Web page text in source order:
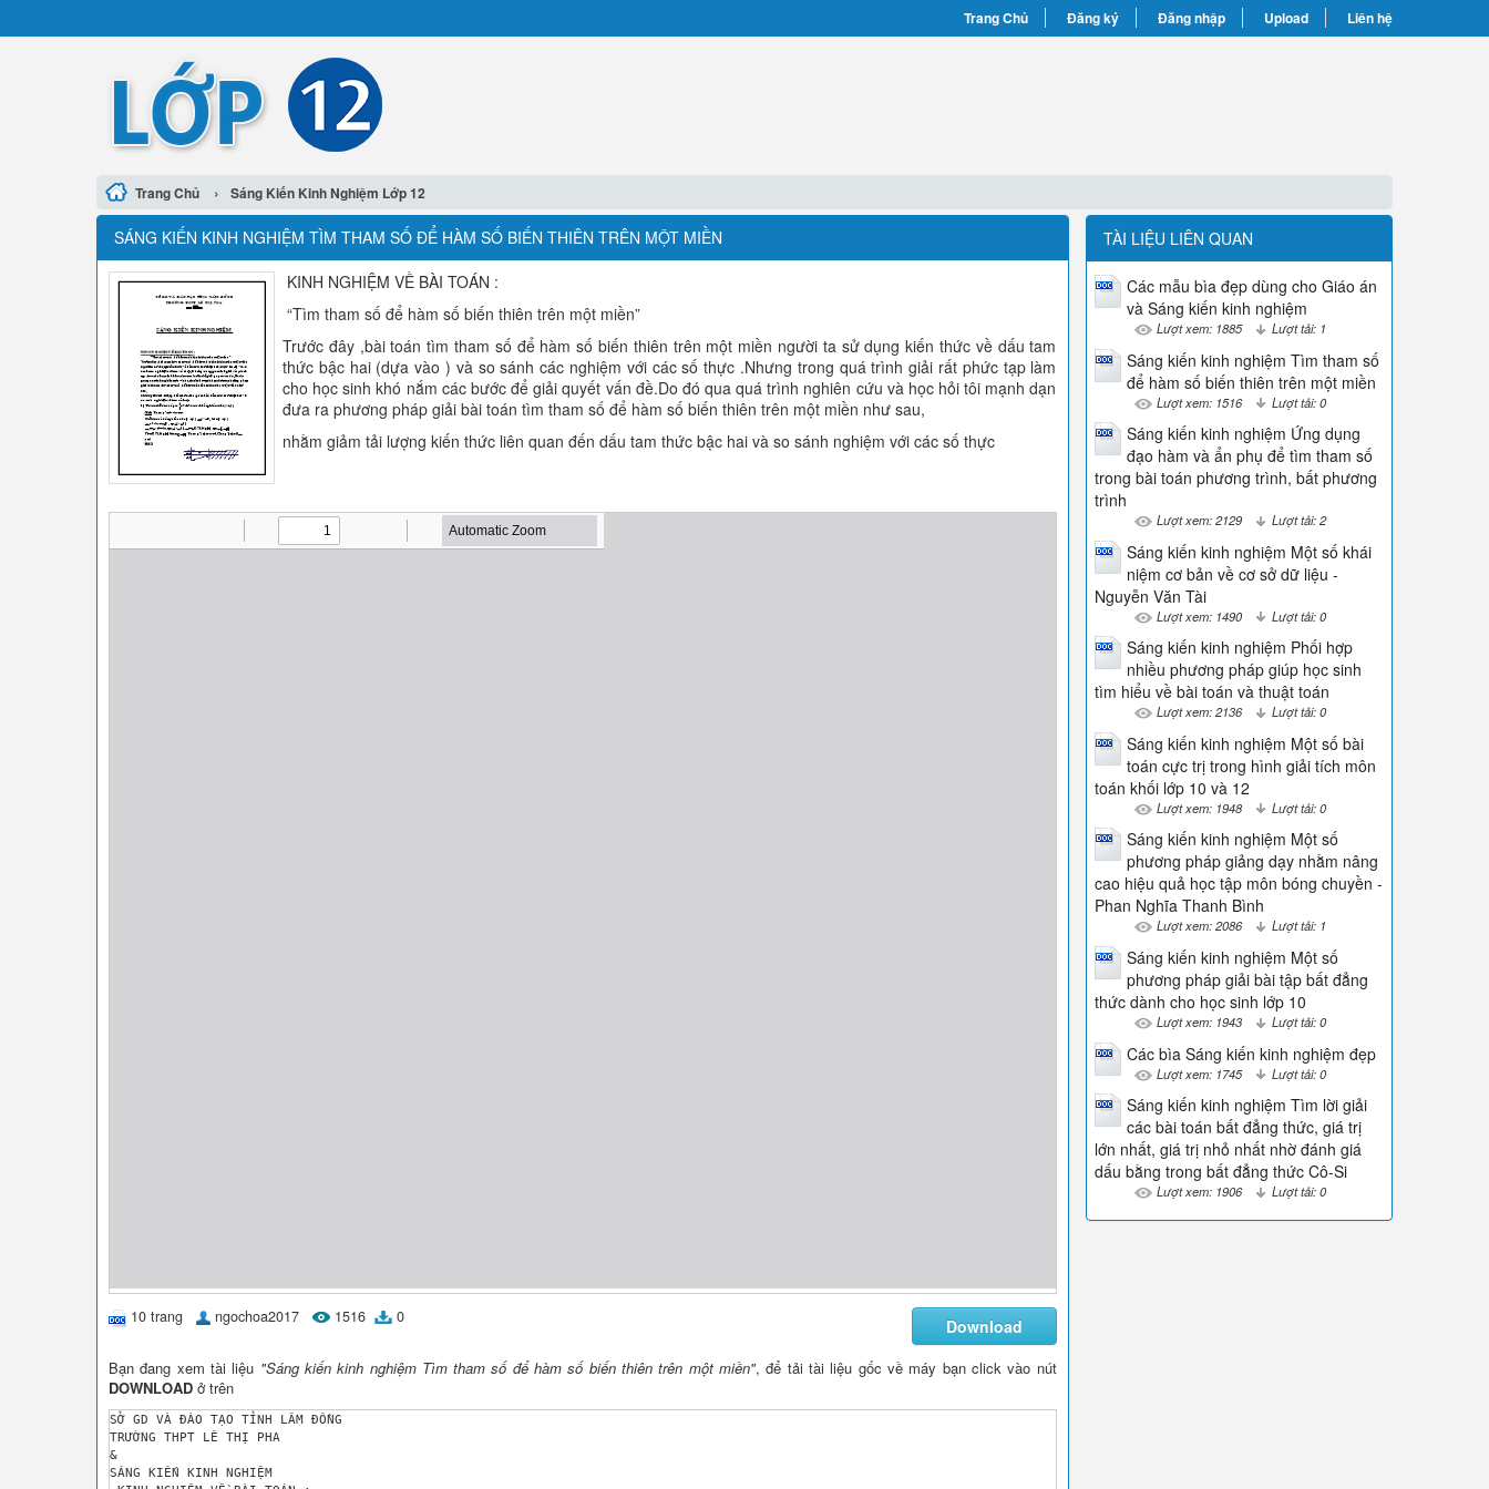
Trang Chủ Đăng ký Đăng nhập Upload Liên hệ
Trang Chủ › Sáng Kiến Kinh Nghiệm Lớp 12
SÁNG KIẾN KINH NGHIỆM TÌM THAM SỐ ĐỂ HÀM SỐ BIẾN THIÊN TRÊN MỘT MIỀN
KINH NGHIỆM VỀ BÀI TOÁN :
“Tìm tham số để hàm số biến thiên trên một miền”
Trước đây ,bài toán tìm tham số để hàm số biến thiên trên một miền người ta sử dụng kiến thức về dấu tam
thức bậc hai (dựa vào ) và so sánh các nghiệm với các số thực .Nhưng trong quá trình giải rất phức tạp làm
cho học sinh khó nắm các bước để giải quyết vấn đề.Do đó qua quá trình nghiên cứu và học hỏi tôi mạnh dạn
đưa ra phương pháp giải bài toán tìm tham số để hàm số biến thiên trên một miền như sau,
nhằm giảm tải lượng kiến thức liên quan đến dấu tam thức bậc hai và so sánh nghiệm với các số thực
10 trang ngochoa2017 1516 0 Download
Bạn đang xem tài liệu "Sáng kiến kinh nghiệm Tìm tham số để hàm số biến thiên trên một miền", để tải tài liệu gốc về máy bạn click vào nút
DOWNLOAD ở trên
SỞ GD VÀ ĐÀO TẠO TỈNH LÂM ĐỒNG
TRƯỜNG THPT LÊ THỊ PHA
&
SÁNG KIẾN KINH NGHIỆM
TÀI LIỆU LIÊN QUAN
Các mẫu bìa đẹp dùng cho Giáo án
và Sáng kiến kinh nghiệm
Lượt xem: 1885 Lượt tải: 1
Sáng kiến kinh nghiệm Tìm tham số
để hàm số biến thiên trên một miền
Lượt xem: 1516 Lượt tải: 0
Sáng kiến kinh nghiệm Ứng dụng
đạo hàm và ẩn phụ để tìm tham số
trong bài toán phương trình, bất phương
trình
Lượt xem: 2129 Lượt tải: 2
Sáng kiến kinh nghiệm Một số khái
niệm cơ bản về cơ sở dữ liệu -
Nguyễn Văn Tài
Lượt xem: 1490 Lượt tải: 0
Sáng kiến kinh nghiệm Phối hợp
nhiều phương pháp giúp học sinh
tìm hiểu về bài toán và thuật toán
Lượt xem: 2136 Lượt tải: 0
Sáng kiến kinh nghiệm Một số bài
toán cực trị trong hình giải tích môn
toán khối lớp 10 và 12
Lượt xem: 1948 Lượt tải: 0
Sáng kiến kinh nghiệm Một số
phương pháp giảng dạy nhằm nâng
cao hiệu quả học tập môn bóng chuyền -
Phan Nghĩa Thanh Bình
Lượt xem: 2086 Lượt tải: 1
Sáng kiến kinh nghiệm Một số
phương pháp giải bài tập bất đẳng
thức dành cho học sinh lớp 10
Lượt xem: 1943 Lượt tải: 0
Các bìa Sáng kiến kinh nghiệm đẹp
Lượt xem: 1745 Lượt tải: 0
Sáng kiến kinh nghiệm Tìm lời giải
các bài toán bất đẳng thức, giá trị
lớn nhất, giá trị nhỏ nhất nhờ đánh giá
dấu bằng trong bất đẳng thức Cô-Si
Lượt xem: 1906 Lượt tải: 0